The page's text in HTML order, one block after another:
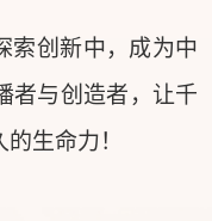
索创新中，成为中
者与创造者，让千
生命力！